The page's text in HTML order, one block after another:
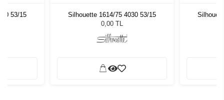
53/15
Silhouette 1614/75 4030 53/15
0,00 TL